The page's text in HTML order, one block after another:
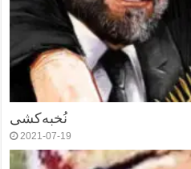
نُخبه‌کشی
2021-07-19